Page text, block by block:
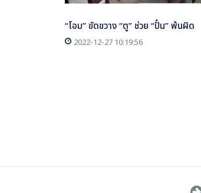
“โอม” ขัดขวาง “ตู” ช่วย “ปั๋น” พ้นผิด
2022-12-27 10:19:56